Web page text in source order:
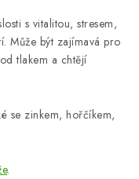
s vitalitou, stresem,
Může být zajímavá pro
tlakem a chtějí
se zinkem, hořčíkem,
.